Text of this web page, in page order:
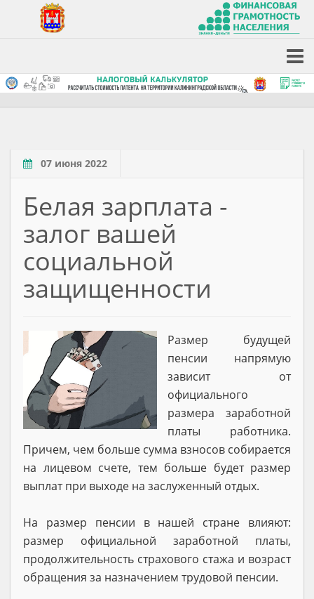
07 июня 2022
Белая зарплата -
залог вашей
социальной
защищенности
Размер будущей
пенсии напрямую
зависит от
официального
размера заработной
платы работника.
Причем, чем больше сумма взносов собирается
на лицевом счете, тем больше будет размер
выплат при выходе на заслуженный отдых.
На размер пенсии в нашей стране влияют:
размер официальной заработной платы,
продолжительность страхового стажа и возраст
обращения за назначением трудовой пенсии.